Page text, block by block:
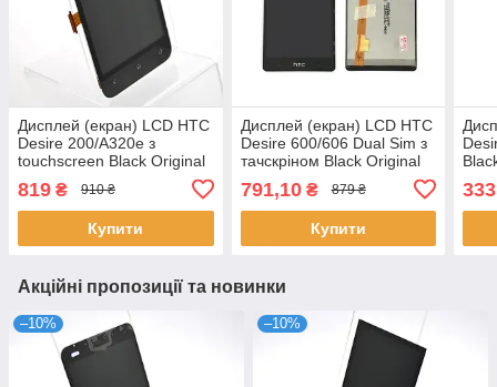
Дисплей (екран) LCD HTC
Desire 200/A320e з
touchscreen Black Original
819 ₴ 910 ₴
Купити
Дисплей (екран) LCD HTC
Desire 600/606 Dual Sim з
тачскріном Black Original
791,10₴ 879 ₴
Купити
333
Акційні пропозиції та новинки
–10% –10%